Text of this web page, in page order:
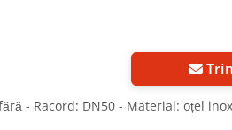
- Racord: DN50 - Material: oțel